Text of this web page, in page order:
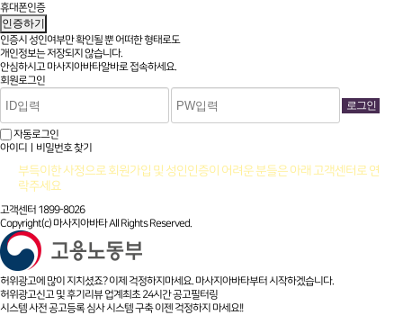
휴대폰인증
인증하기
인증시 성인여부만 확인될 뿐어떠한 형태로도
개인정보는 저장되지 않습니다.
안심하시고 마사지아바타알바로 접속하세요.
회원로그인
자동로그인
아이디ㅣ비밀번호 찾기
부득이한 사정으로 회원가입 및 성인인증이 어려운 분들은 아래 고객센터로 연
락주세요
고객센터 1899-8026
Copyright(c) 마사지아바타 All Rights Reserved.
허위광고에 많이 지치셨죠? 이제 걱정하지마세요. 마사지아바타부터 시작하겠습니다.
허위광고신고 및 후기리뷰 업계최초 24시간 공고필터링
시스템 사전 공고등록 심사 시스템 구축 이젠 걱정하지 마세요!!